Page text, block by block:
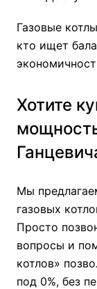
Газовые
кто ищет
Хотите
Мы
газовых
Просто
вопросы и
котлов»
под 0%, без